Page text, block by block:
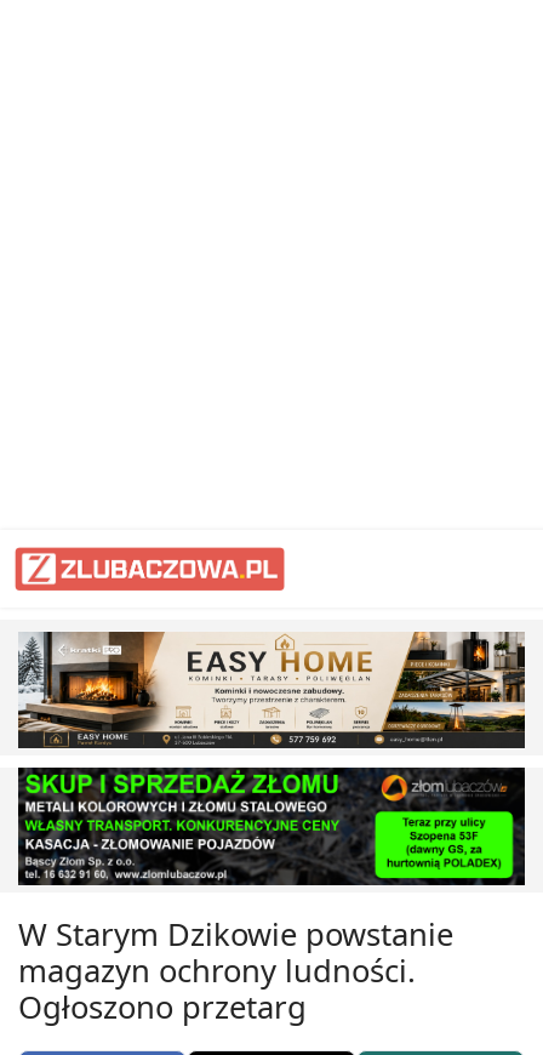
W Starym Dzikowie powstanie
magazyn ochrony ludności.
Ogłoszono przetarg